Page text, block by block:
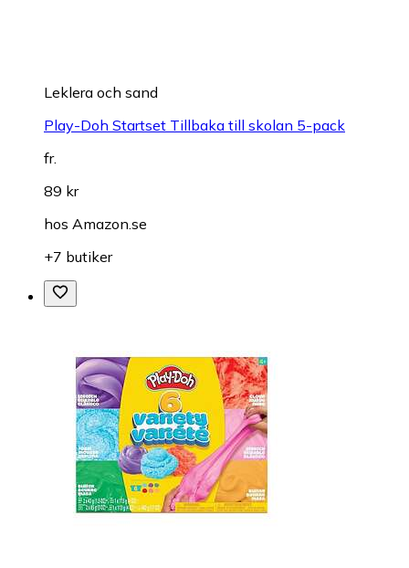
Leklera och sand
Play-Doh Startset Tillbaka till skolan 5-pack
fr.
89 kr
hos Amazon.se
+7 butiker